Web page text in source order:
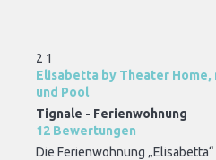
2 1
Elisabetta by Theater
und Pool
Tignale - Ferienwohnung
12 Bewertungen
Die Ferienwohnung